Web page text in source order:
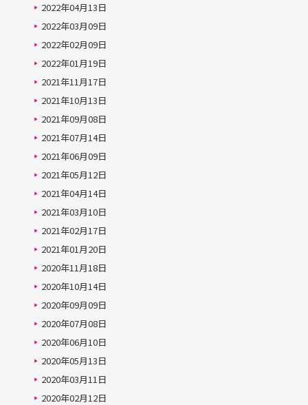
2022年04月13日
2022年03月09日
2022年02月09日
2022年01月19日
2021年11月17日
2021年10月13日
2021年09月08日
2021年07月14日
2021年06月09日
2021年05月12日
2021年04月14日
2021年03月10日
2021年02月17日
2021年01月20日
2020年11月18日
2020年10月14日
2020年09月09日
2020年07月08日
2020年06月10日
2020年05月13日
2020年03月11日
2020年02月12日